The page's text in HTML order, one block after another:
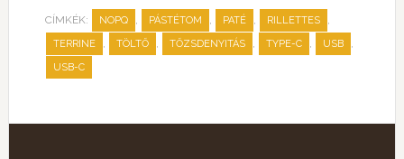
CÍMKÉK: NOPQ , PÁSTÉTOM , PATÉ , RILLETTES ,
TERRINE , TÖLTŐ , TŐZSDENYITÁS , TYPE-C , USB ,
USB-C